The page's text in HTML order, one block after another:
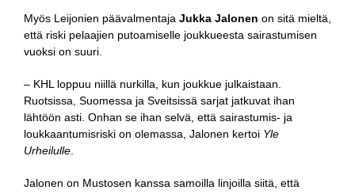
Myös Leijonien päävalmentaja Jukka Jalonen on sitä mieltä,
että riski pelaajien putoamiselle joukkueesta sairastumisen
vuoksi on suuri.
– KHL loppuu niillä nurkilla, kun joukkue julkaistaan.
Ruotsissa, Suomessa ja Sveitsissä sarjat jatkuvat ihan
lähtöön asti. Onhan se ihan selvä, että sairastumis- ja
loukkaantumisriski on olemassa, Jalonen kertoi Yle
Urheilulle
Jalonen on Mustosen kanssa samoilla linjoilla siitä, että